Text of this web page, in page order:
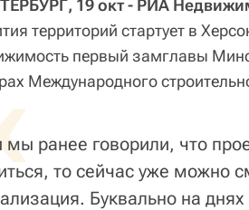
19 окт - РИА
территорий стартует в
первый замглавы
Международного
мы ранее говорили, что
то сейчас уже можно
Буквально на